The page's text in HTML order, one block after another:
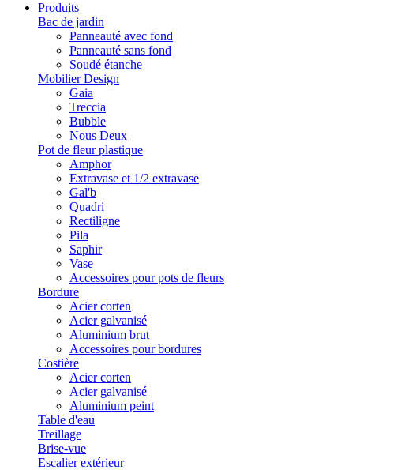
Produits
Bac de jardin
Panneauté avec fond
Panneauté sans fond
Soudé étanche
Mobilier Design
Gaia
Treccia
Bubble
Nous Deux
Pot de fleur plastique
Amphor
Extravase et 1/2 extravase
Gal'b
Quadri
Rectiligne
Pila
Saphir
Vase
Accessoires pour pots de fleurs
Bordure
Acier corten
Acier galvanisé
Aluminium brut
Accessoires pour bordures
Costière
Acier corten
Acier galvanisé
Aluminium peint
Table d'eau
Treillage
Brise-vue
Escalier extérieur